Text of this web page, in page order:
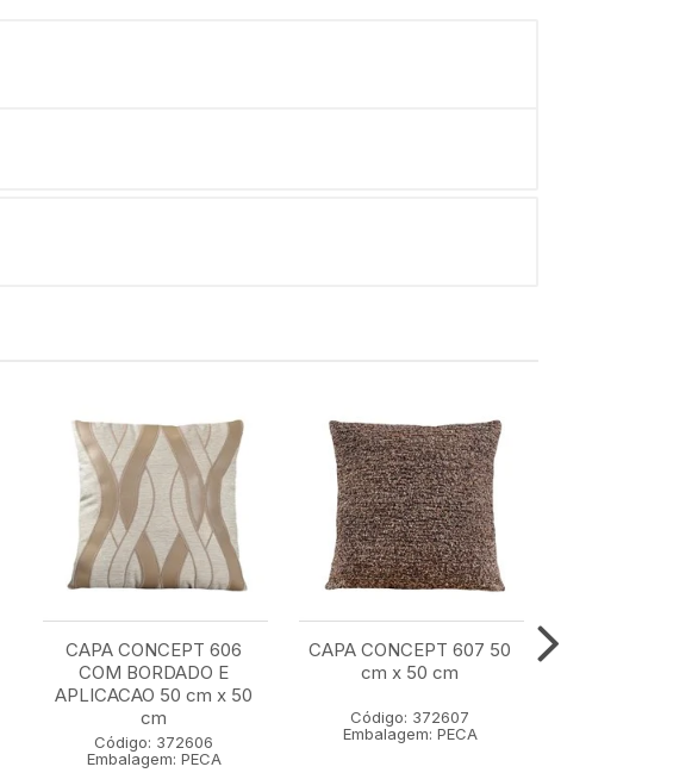
CAPA CONCEPT 606
COM BORDADO E
APLICACAO 50 cm x 50
cm
Código: 372606
Embalagem: PECA
CAPA CONCEPT 607 50
cm x 50 cm
Código: 372607
Embalagem: PECA